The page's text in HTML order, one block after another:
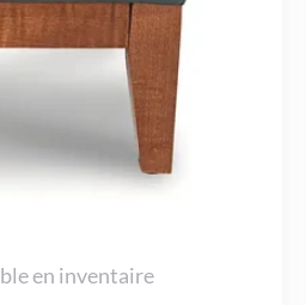
en inventaire